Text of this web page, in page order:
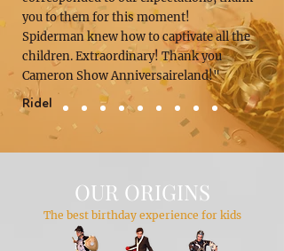
you to them for this moment!
Spiderman knew how to captivate all the
children. Extraordinary! Thank you
Cameron Show Anniversaireland!"
Ridel
OUR ORIGINS
The best birthday experience for kids